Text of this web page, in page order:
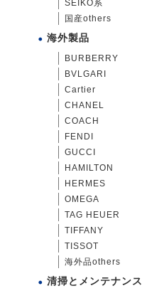
SEIKO系
国産others
海外製品
BURBERRY
BVLGARI
Cartier
CHANEL
COACH
FENDI
GUCCI
HAMILTON
HERMES
OMEGA
TAG HEUER
TIFFANY
TISSOT
海外品others
清掃とメンテナンス